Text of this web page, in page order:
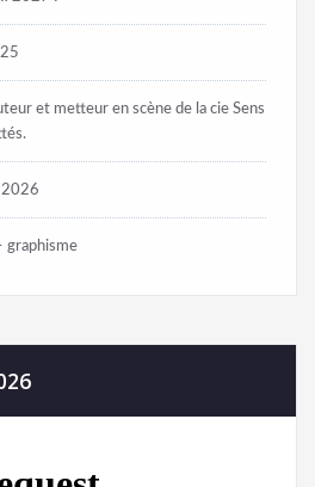
et metteur en scène de la cie Sens
2026
graphisme